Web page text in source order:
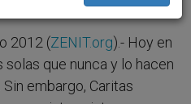
2012 (ZENIT.org).- Hoy en
que nunca y lo hacen
embargo, Caritas